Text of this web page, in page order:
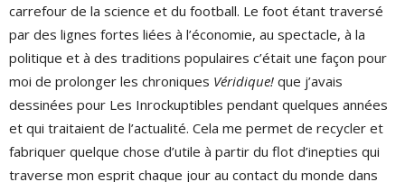
carrefour de la science et du football. Le foot étant traversé
par des lignes fortes liées à l’économie, au spectacle, à la
politique et à des traditions populaires c’était une façon pour
moi de prolonger les chroniques Véridique! que j’avais
dessinées pour Les Inrockuptibles pendant quelques années
et qui traitaient de l’actualité. Cela me permet de recycler et
fabriquer quelque chose d’utile à partir du flot d’inepties qui
traverse mon esprit chaque jour au contact du monde dans